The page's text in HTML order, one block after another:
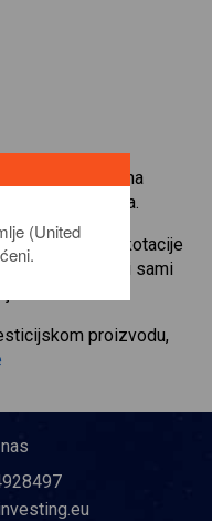
udjela na
CFD-ovima.
. Primajte kotacije
kao da i sami
proizvodu,
(United